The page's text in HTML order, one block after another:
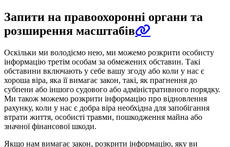
Запити на правоохоронні органи та
розширення масштабів
Оскільки ми володіємо нею, ми можемо розкрити особисту
інформацію третім особам за обмежених обставин. Такі
обставини включають у себе вашу згоду або коли у нас є
хороша віра, яка її вимагає закон, такі, як прагнення до
субпени або іншого судового або адміністративного порядку.
Ми також можемо розкрити інформацію про відновлення
рахунку, коли у нас є добра віра необхідна для запобігання
втрати життя, особисті травми, пошкодження майна або
значної фінансової шкоди.
Якщо нам вимагає закон, розкрити інформацію, яку ви